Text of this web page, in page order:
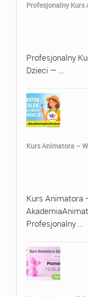
Profesjonalny Kurs
Profesjonalny
Dzieci — …
Kurs Animatora –
Kurs Animatora
Profesjonalny …